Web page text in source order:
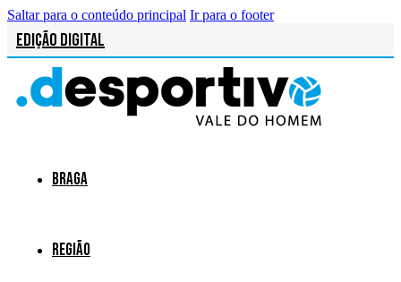
Saltar para o conteúdo principal Ir para o footer
Edição Digital
Braga
Região